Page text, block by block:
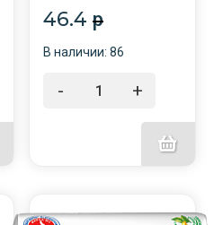
46.4 p
В наличии: 86
- +